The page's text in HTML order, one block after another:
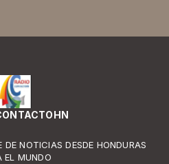
NOTICIAS DESDE HONDURAS
EL MUNDO